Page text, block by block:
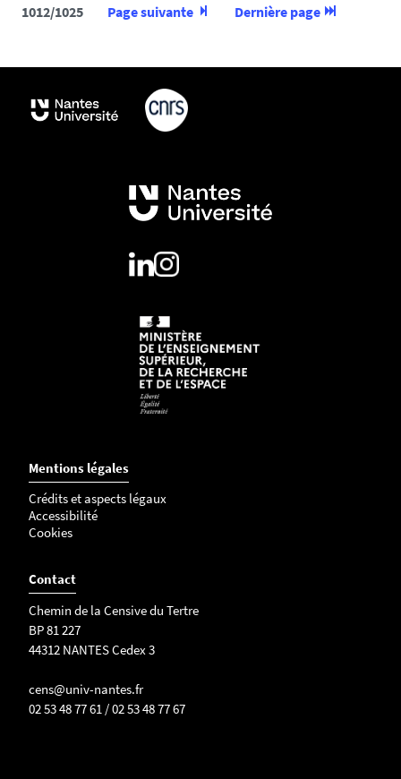
1012/1025
Page suivante Dernière page
Mentions légales
Crédits et aspects légaux
Accessibilité
Cookies
Contact
Chemin de la Censive du Tertre
BP 81 227
44312 NANTES Cedex 3
cens@univ-nantes.fr
02 53 48 77 61 / 02 53 48 77 67